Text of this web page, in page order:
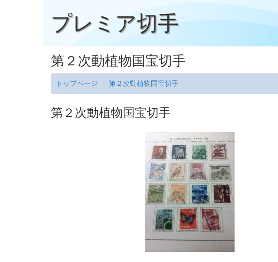
プレミア切手
第２次動植物国宝切手
トップページ 第２次動植物国宝切手
第２次動植物国宝切手